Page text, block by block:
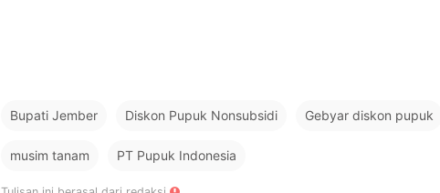
Bupati Jember Diskon Pupuk Nonsubsidi Gebyar diskon pupuk
musim tanam PT Pupuk Indonesia